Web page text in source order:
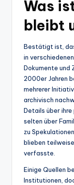
Was
bleibt
Bestätigt ist,
in
Dokumente und
2000er Jahren
mehrerer
archivisch
Details über
selten über
zu
blieben
verfasste.
Einige Quellen
Institutionen,